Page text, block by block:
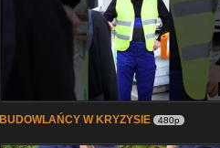
BUDOWLAŃCY W KRYZYSIE 480p